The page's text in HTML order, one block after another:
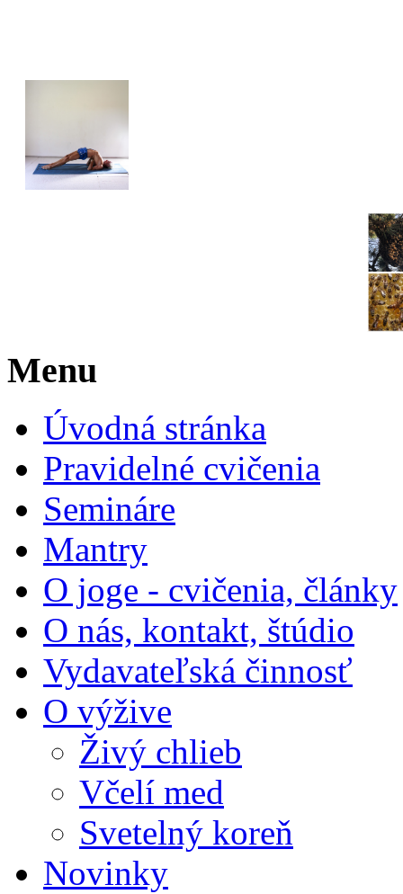
Menu
Úvodná stránka
Pravidelné cvičenia
Semináre
Mantry
O joge - cvičenia, články
O nás, kontakt, štúdio
Vydavateľská činnosť
O výžive
Živý chlieb
Včelí med
Svetelný koreň
Novinky